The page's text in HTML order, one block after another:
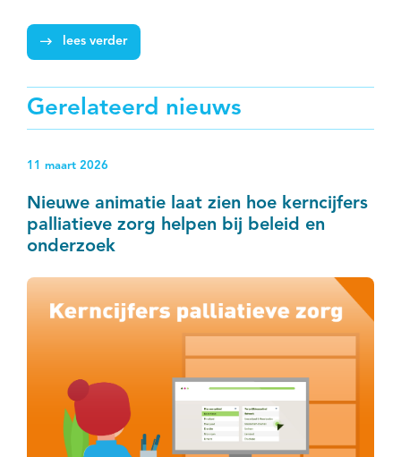
lees verder
Gerelateerd nieuws
11 maart 2026
Nieuwe animatie laat zien hoe kerncijfers
palliatieve zorg helpen bij beleid en
onderzoek